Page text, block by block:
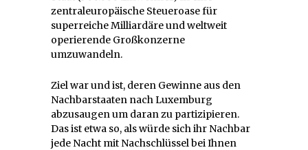
zentraleuropäische Steueroase für
superreiche Milliardäre und weltweit
operierende Großkonzerne
umzuwandeln.
Ziel war und ist, deren Gewinne aus den
Nachbarstaaten nach Luxemburg
abzusaugen um daran zu partizipieren.
Das ist etwa so, als würde sich ihr Nachbar
jede Nacht mit Nachschlüssel bei Ihnen